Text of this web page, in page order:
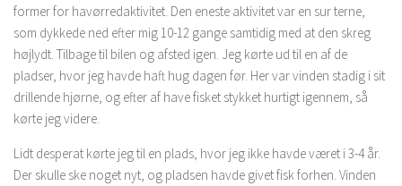
former for havørredaktivitet. Den eneste aktivitet var en sur terne,
som dykkede ned efter mig 10-12 gange samtidig med at den skreg
højlydt. Tilbage til bilen og afsted igen. Jeg kørte ud til en af de
pladser, hvor jeg havde haft hug dagen før. Her var vinden stadig i sit
drillende hjørne, og efter af have fisket stykket hurtigt igennem, så
kørte jeg videre.
Lidt desperat kørte jeg til en plads, hvor jeg ikke havde været i 3-4 år.
Der skulle ske noget nyt, og pladsen havde givet fisk forhen. Vinden